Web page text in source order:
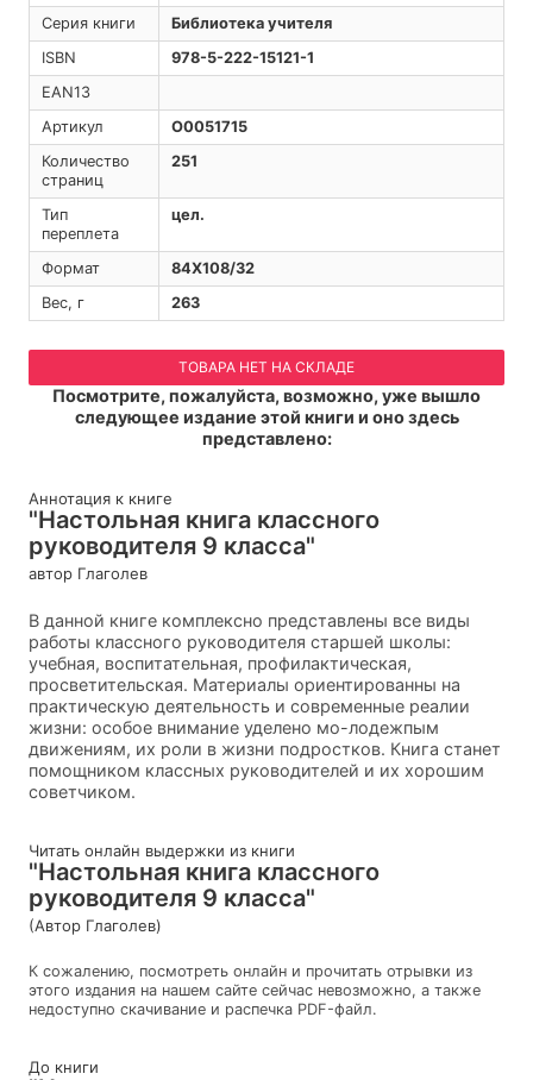
Серия книги
Библиотека учителя
ISBN
978-5-222-15121-1
EAN13
Артикул
O0051715
Количество
страниц
251
Тип
переплета
цел.
Формат
84Х108/32
Вес, г
263
ТОВАРА НЕТ НА СКЛАДЕ
Посмотрите, пожалуйста, возможно, уже вышло
следующее издание этой книги и оно здесь
представлено:
Аннотация к книге
"Настольная книга классного
руководителя 9 класса"
автор Глаголев
В данной книге комплексно представлены все виды
работы классного руководителя старшей школы:
учебная, воспитательная, профилактическая,
просветительская. Материалы ориентированны на
практическую деятельность и современные реалии
жизни: особое внимание уделено мо-лодежпым
движениям, их роли в жизни подростков. Книга станет
помощником классных руководителей и их хорошим
советчиком.
Читать онлайн выдержки из книги
"Настольная книга классного
руководителя 9 класса"
(Автор Глаголев)
К сожалению, посмотреть онлайн и прочитать отрывки из
этого издания на нашем сайте сейчас невозможно, а также
недоступно скачивание и распечка PDF-файл.
До книги